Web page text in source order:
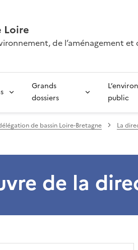
Loire
de l’aménagement
Grands
dossiers
public
de bassin Loire-Bretagne La
de la